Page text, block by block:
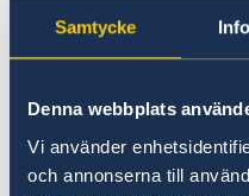
Samtycke
Denna webbplats
Vi använder
och annonserna till
Swedish citizens
Foreign Affairs,
Holidays 2026